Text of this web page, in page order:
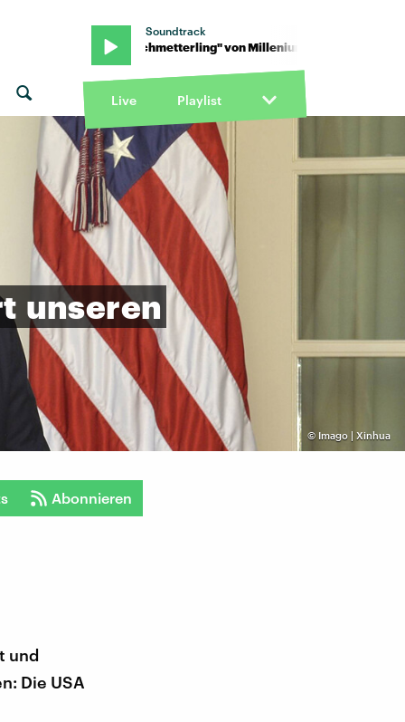
Soundtrack
· "Schmetterling" von MilleniumKid · "Schmetterling" von
Live Playlist
© Imago | Xinhua
unseren
Abonnieren
und
Die USA